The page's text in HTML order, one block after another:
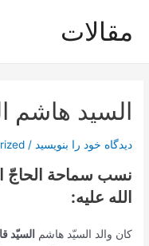
مقالات
السيد هاشم
دیدگاه‌ خود را بنویسید /
نسب سماحة الحاجّ
الله عليه:
كان والد السيّد هاشم السيّد